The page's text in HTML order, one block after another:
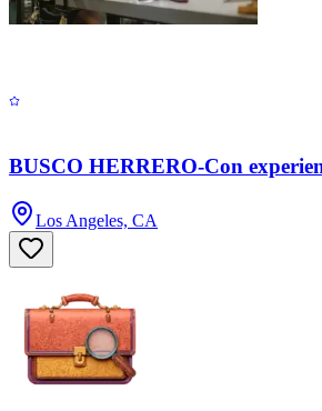
BUSCO HERRERO-Con
Los Angeles, CA